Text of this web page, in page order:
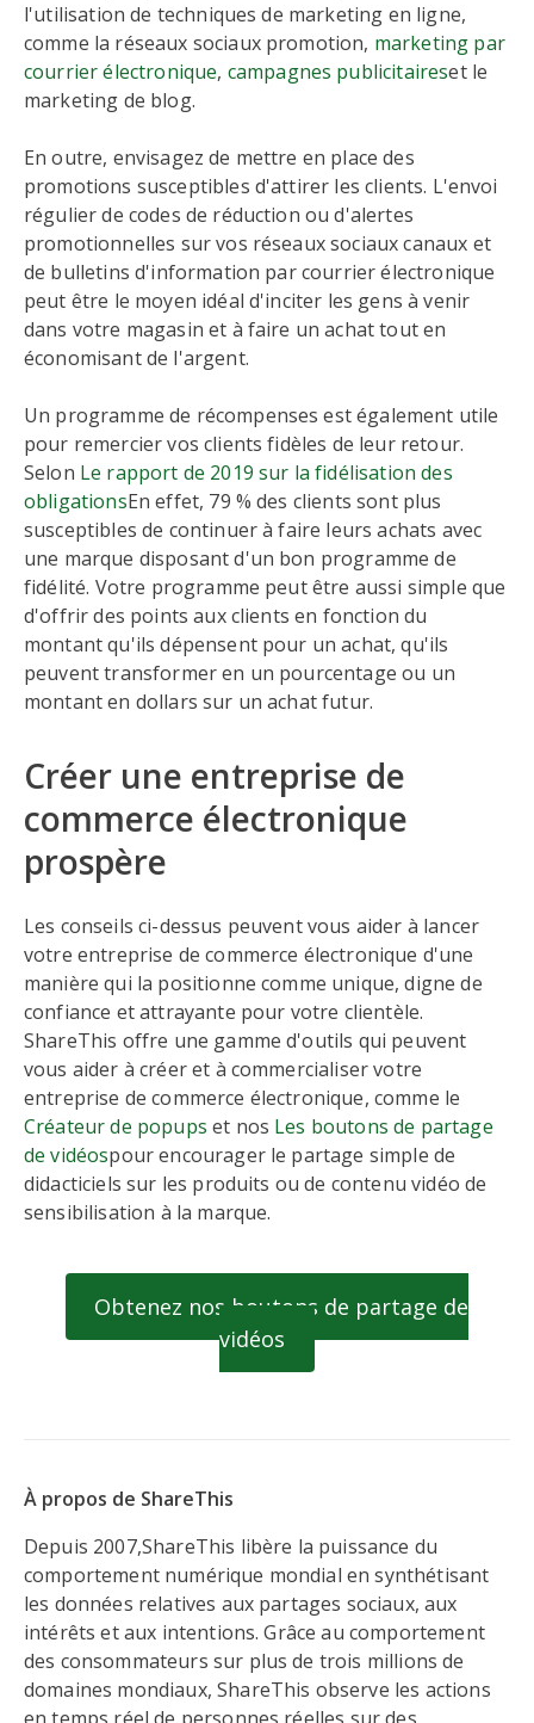
l'utilisation de techniques de marketing en ligne,
comme la réseaux sociaux promotion, marketing par
courrier électronique, campagnes publicitaireset le
marketing de blog.
En outre, envisagez de mettre en place des
promotions susceptibles d'attirer les clients. L'envoi
régulier de codes de réduction ou d'alertes
promotionnelles sur vos réseaux sociaux canaux et
de bulletins d'information par courrier électronique
peut être le moyen idéal d'inciter les gens à venir
dans votre magasin et à faire un achat tout en
économisant de l'argent.
Un programme de récompenses est également utile
pour remercier vos clients fidèles de leur retour.
Selon Le rapport de 2019 sur la fidélisation des
obligationsEn effet, 79 % des clients sont plus
susceptibles de continuer à faire leurs achats avec
une marque disposant d'un bon programme de
fidélité. Votre programme peut être aussi simple que
d'offrir des points aux clients en fonction du
montant qu'ils dépensent pour un achat, qu'ils
peuvent transformer en un pourcentage ou un
montant en dollars sur un achat futur.
Créer une entreprise de
commerce électronique
prospère
Les conseils ci-dessus peuvent vous aider à lancer
votre entreprise de commerce électronique d'une
manière qui la positionne comme unique, digne de
confiance et attrayante pour votre clientèle.
ShareThis offre une gamme d'outils qui peuvent
vous aider à créer et à commercialiser votre
entreprise de commerce électronique, comme le
Créateur de popups et nos Les boutons de partage
de vidéospour encourager le partage simple de
didacticiels sur les produits ou de contenu vidéo de
sensibilisation à la marque.
Obtenez nos boutons de partage de
vidéos
À propos de ShareThis
Depuis 2007,ShareThis libère la puissance du
comportement numérique mondial en synthétisant
les données relatives aux partages sociaux, aux
intérêts et aux intentions. Grâce au comportement
des consommateurs sur plus de trois millions de
domaines mondiaux, ShareThis observe les actions